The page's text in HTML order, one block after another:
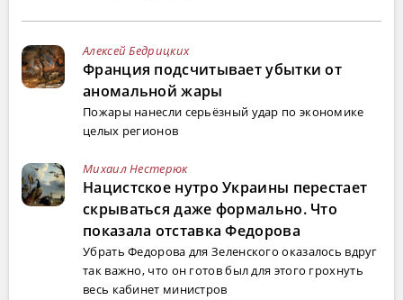
Алексей Бедрицких
Франция подсчитывает убытки от
аномальной жары
Пожары нанесли серьёзный удар по экономике
целых регионов
Михаил Нестерюк
Нацистское нутро Украины перестает
скрываться даже формально. Что
показала отставка Федорова
Убрать Федорова для Зеленского оказалось вдруг
так важно, что он готов был для этого грохнуть
весь кабинет министров